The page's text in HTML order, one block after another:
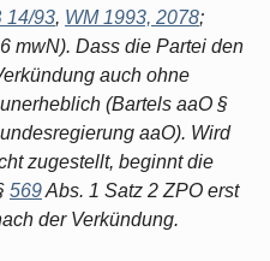
14/93, WM 1993, 2078;
mwN). Dass die Partei den
auch ohne
(Bartels aaO §
aaO). Wird
zugestellt, beginnt die
569Abs. 1 Satz 2 ZPO erst
der Verkündung.